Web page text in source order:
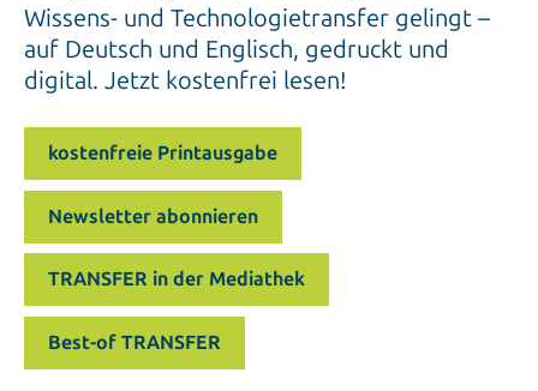
Wissens- und Technologietransfer gelingt –
auf Deutsch und Englisch, gedruckt und
digital. Jetzt kostenfrei lesen!
kostenfreie Printausgabe
Newsletter abonnieren
TRANSFER in der Mediathek
Best-of TRANSFER